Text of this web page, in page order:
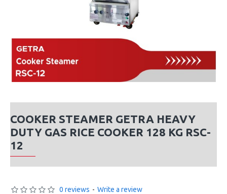
COOKER STEAMER GETRA HEAVY
DUTY GAS RICE COOKER 128 KG RSC-
12
0 reviews - Write a review